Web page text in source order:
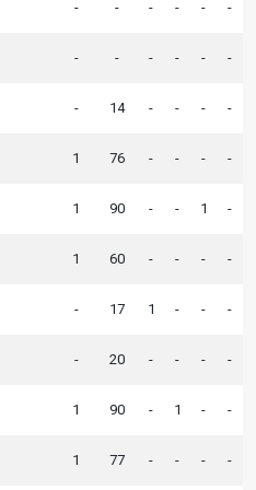
- - - - - -
- - - - - -
- 14 - - - -
1 76 - - - -
1 90 - - 1 -
1 60 - - - -
- 17 1 - - -
- 20 - - - -
1 90 - 1 - -
1 77 - - - -